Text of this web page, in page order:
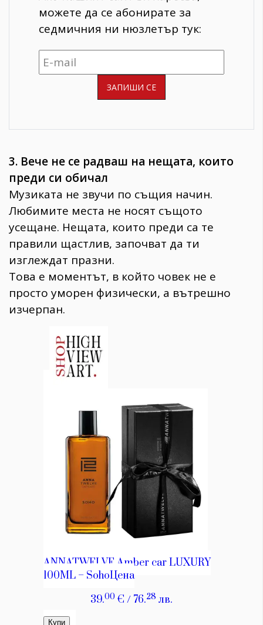
можете да се абонирате за
седмичния ни нюзлетър тук:
3. Вече не се радваш на нещата, които
преди си обичал
Музиката не звучи по същия начин.
Любимите места не носят същото
усещане. Нещата, които преди са те
правили щастлив, започват да ти
изглеждат празни.
Това е моментът, в който човек не е
просто уморен физически, а вътрешно
изчерпан.